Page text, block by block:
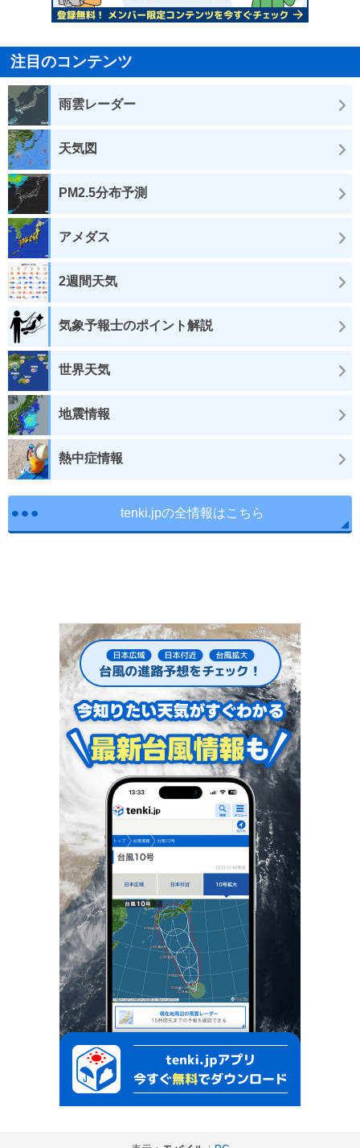
注目のコンテンツ
雨雲レーダー
天気図
PM2.5分布予測
アメダス
2週間天気
気象予報士のポイント解説
世界天気
地震情報
熱中症情報
tenki.jpの全情報はこちら